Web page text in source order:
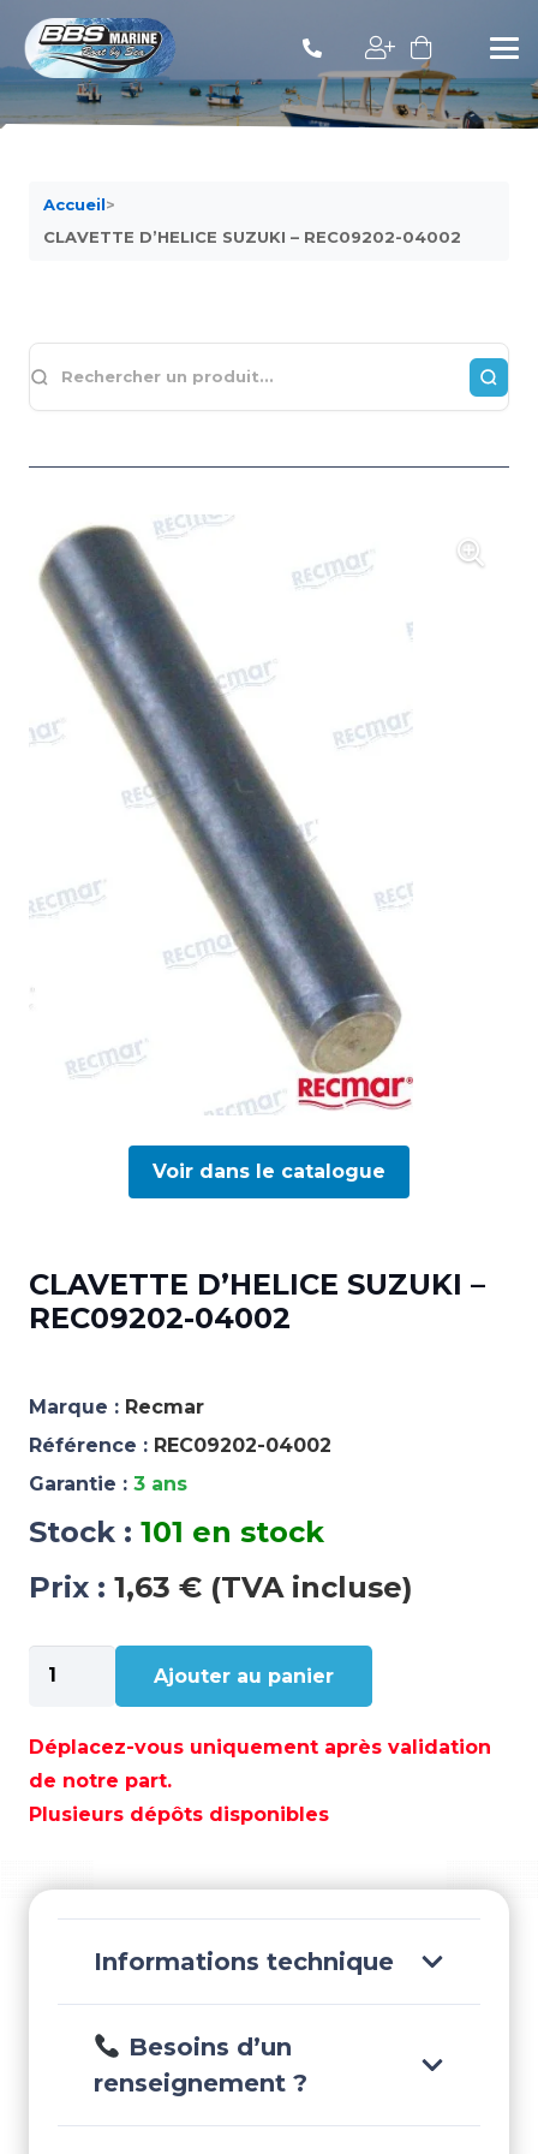
Accueil>
CLAVETTE D’HELICE SUZUKI – REC09202-04002
Voir dans le catalogue
CLAVETTE D’HELICE SUZUKI –
REC09202-04002
Marque : Recmar
Référence : REC09202-04002
Garantie : 3 ans
Stock : 101 en stock
Prix : 1,63 € (TVA incluse)
quantité
de
D'HELICE
SUZUKI
-
Ajouter au panier
Déplacez-vous uniquement après validation
de notre part.
Plusieurs dépôts disponibles
Informations technique
Besoins d’un
renseignement ?